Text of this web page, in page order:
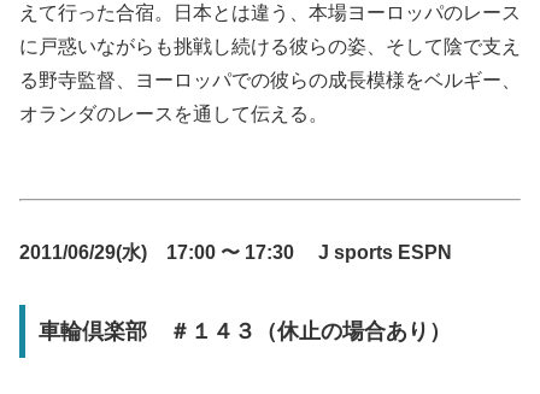
えて行った合宿。日本とは違う、本場ヨーロッパのレース
に戸惑いながらも挑戦し続ける彼らの姿、そして陰で支え
る野寺監督、ヨーロッパでの彼らの成長模様をベルギー、
オランダのレースを通して伝える。
2011/06/29(水) 17:00 〜 17:30 J sports ESPN
車輪倶楽部 ＃１４３（休止の場合あり）